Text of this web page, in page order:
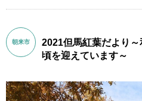
朝来市
2021但馬紅葉だより
頃を迎えています～